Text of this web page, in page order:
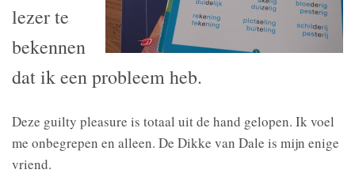
lezer te
bekennen
dat ik een probleem heb.
Deze guilty pleasure is totaal uit de hand gelopen. Ik voel
me onbegrepen en alleen. De Dikke van Dale is mijn enige
vriend.